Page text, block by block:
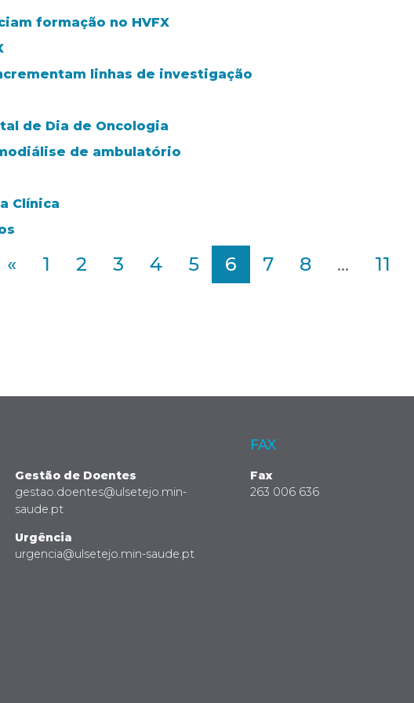
formação no HVFX
linhas de investigação
de Dia de Oncologia
de ambulatório
Clínica
« 1 2 3 4 5 6 7 8 ... 11
Gestão de Doentes
gestao.doentes@ulsetejo.min-
saude.pt
Urgência
urgencia@ulsetejo.min-saude.pt
FAX
Fax
263 006 636